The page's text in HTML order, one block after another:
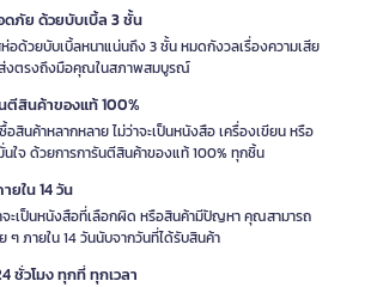
ภัย ด้วยบับเบิ้ล 3 ชั้น
อด้วยบับเบิ้ลหนาแน่นถึง 3 ชั้น หมดกังวลเรื่องความเสีย
งตรงถึงมือคุณในสภาพสมบูรณ์
ตีสินค้าของแท้ 100%
สินค้าหลากหลาย ไม่ว่าจะเป็นหนังสือ เครื่องเขียน หรือ
ใจ ด้วยการการันตีสินค้าของแท้ 100% ทุกชิ้น
ใน 14 วัน
จะเป็นหนังสือที่เลือกผิด หรือสินค้ามีปัญหา คุณสามารถ
ๆ ภายใน 14 วันนับจากวันที่ได้รับสินค้า
ชั่วโมง ทุกที่ ทุกเวลา